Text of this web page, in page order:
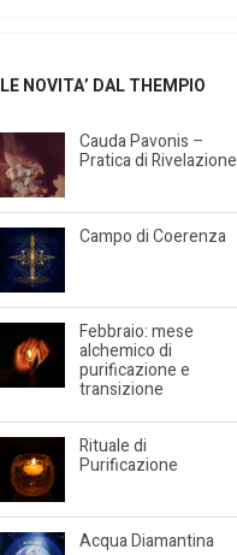
LE NOVITA’ DAL THEMPIO
Cauda Pavonis –
Pratica di Rivelazione
Campo di Coerenza
Febbraio: mese
alchemico di
purificazione e
transizione
Rituale di
Purificazione
Acqua Diamantina